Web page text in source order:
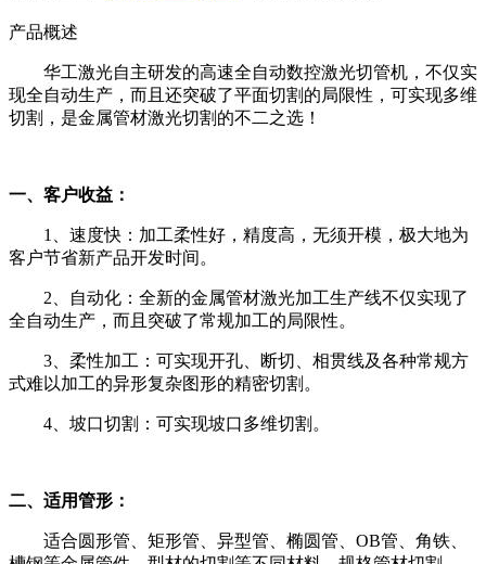
产品概述
华工激光自主研发的高速全自动数控激光切管机，不仅实
现全自动生产，而且还突破了平面切割的局限性，可实现多维
切割，是金属管材激光切割的不二之选！
一、客户收益：
1、速度快：加工柔性好，精度高，无须开模，极大地为
客户节省新产品开发时间。
2、自动化：全新的金属管材激光加工生产线不仅实现了
全自动生产，而且突破了常规加工的局限性。
3、柔性加工：可实现开孔、断切、相贯线及各种常规方
式难以加工的异形复杂图形的精密切割。
4、坡口切割：可实现坡口多维切割。
二、适用管形：
适合圆形管、矩形管、异型管、椭圆管、OB管、⻆铁、